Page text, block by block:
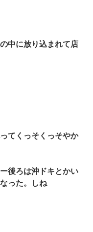
中に放り込まれて店
てくっそくっそやか
後ろは沖ドキとかい
った。しね